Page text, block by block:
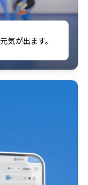
気が出ます。
うのが楽しいで